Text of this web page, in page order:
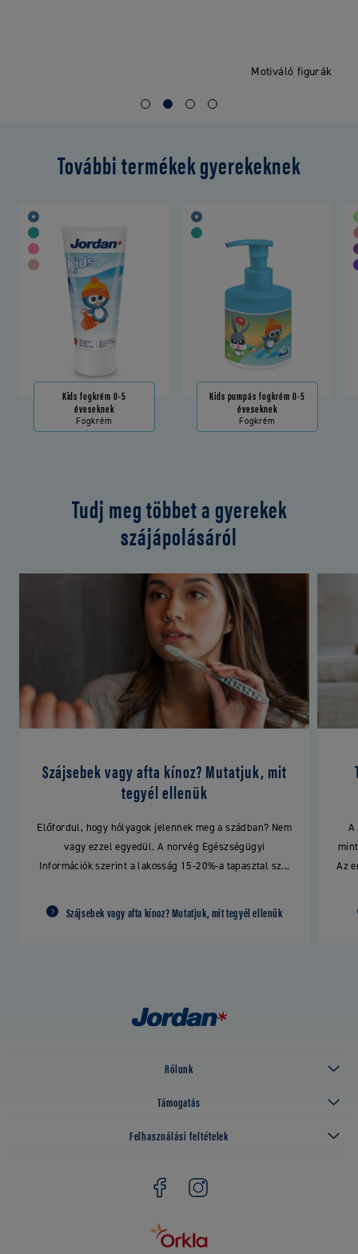
További termékek gyerekeknek
Kids fogkrém 0-5
éveseknek
Fogkrém
Kids pumpás fogkrém 0-5
éveseknek
Fogkrém
Tudj meg többet a gyerekek
szájápolásáról
Szájsebek vagy afta kínoz? Mutatjuk, mit
tegyél ellenük
Előfordul, hogy hólyagok jelennek meg a szádban? Nem
vagy ezzel egyedül. A norvég Egészségügyi
Információk szerint a lakosság 15-20%-a tapasztal sz...
Szájsebek vagy afta kínoz? Mutatjuk, mit tegyél ellenük
A
Az
Rólunk
Támogatás
Felhasználási feltételek